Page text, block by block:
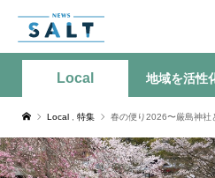
Local 地域を活性
Local 特集 春の便り2026〜厳島神